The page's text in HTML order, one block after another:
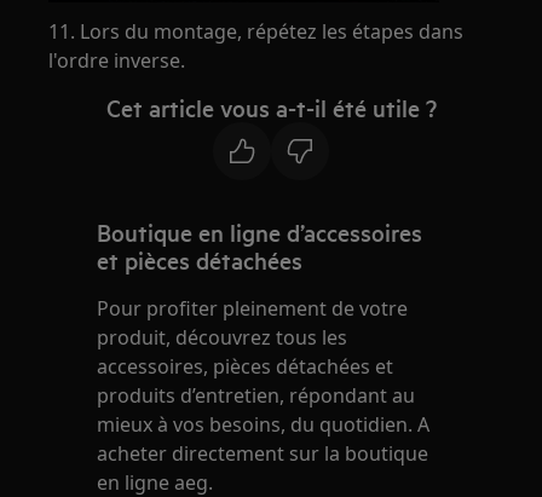
11. Lors du montage, répétez les étapes dans
l'ordre inverse.
Cet article vous a-t-il été utile ?
Boutique en ligne d’accessoires
et pièces détachées
Pour profiter pleinement de votre
produit, découvrez tous les
accessoires, pièces détachées et
produits d’entretien, répondant au
mieux à vos besoins, du quotidien. A
acheter directement sur la boutique
en ligne aeg.